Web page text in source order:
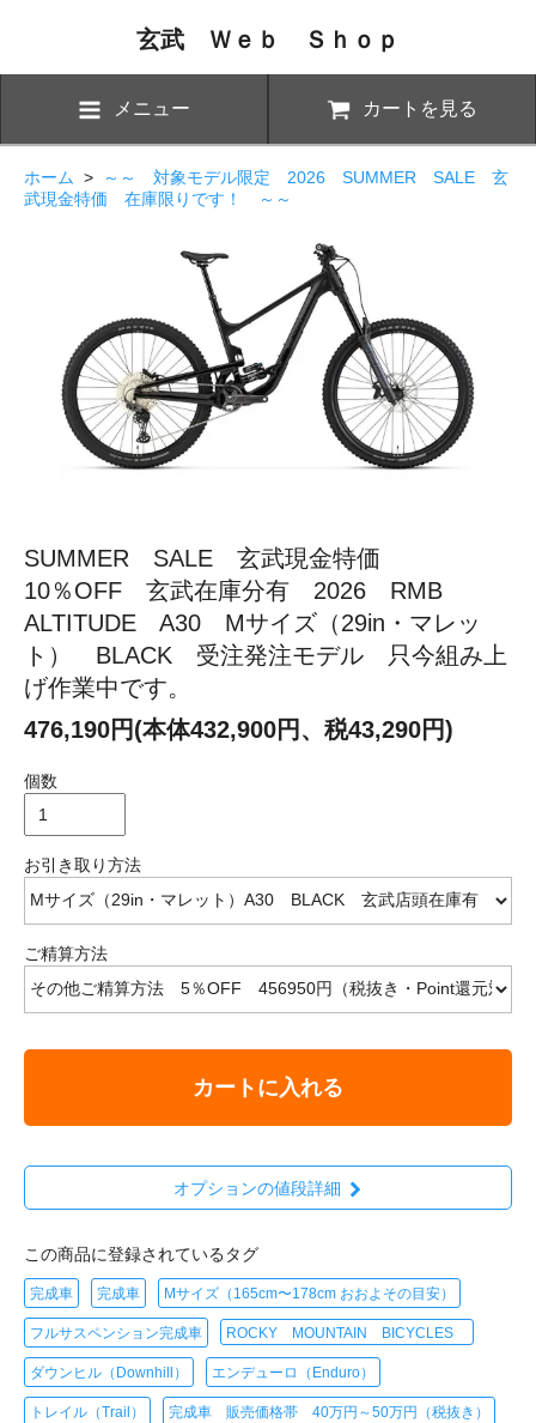
玄武 Ｗｅｂ Ｓｈｏｐ
メニュー カートを見る
ホーム >
～～ 対象モデル限定 2026 SUMMER SALE 玄
武現金特価 在庫限りです！ ～～
SUMMER SALE 玄武現金特価
10％OFF 玄武在庫分有 2026 RMB
ALTITUDE A30 Mサイズ（29in・マレッ
ト） BLACK 受注発注モデル 只今組み上
げ作業中です。
476,190円(本体432,900円、税43,290円)
個数
お引き取り方法
ご精算方法
カートに入れる
オプションの値段詳細
この商品に登録されているタグ
完成車 完成車 Mサイズ（165cm〜178cm おおよその目安）
フルサスペンション完成車 ROCKY MOUNTAIN BICYCLES
ダウンヒル（Downhill） エンデューロ（Enduro）
トレイル（Trail） 完成車 販売価格帯 40万円～50万円（税抜き）